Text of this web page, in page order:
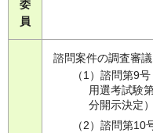
委
員
諮問案件の調査審議
（1）諮問第9
用選考試験
分開示決定
（2）諮問第